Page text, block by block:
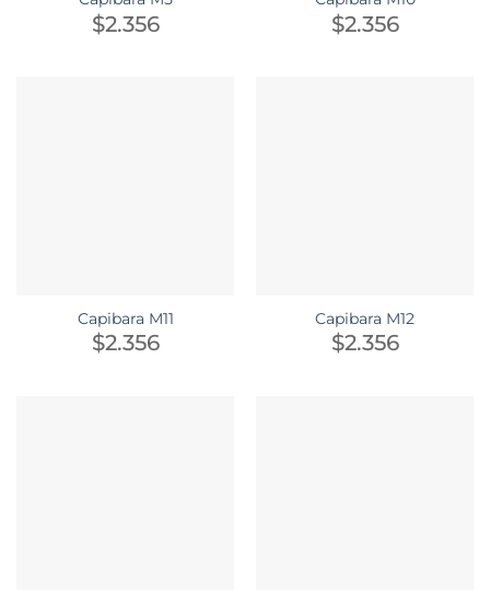
$2.356 $2.356
Capibara M11
$2.356
Capibara M12
$2.356